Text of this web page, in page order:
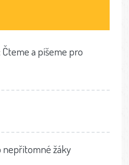
a píšeme pro
nepřítomné žáky